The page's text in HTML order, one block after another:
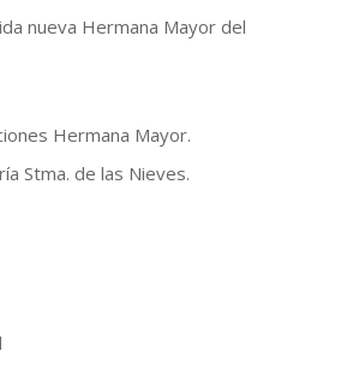
nueva Hermana Mayor del
Hermana Mayor.
Stma. de las Nieves.